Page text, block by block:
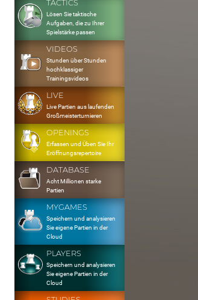
TACTICS
Lösen Sie taktische
Aufgaben, die zu Ihrer
Spielstärke passen
VIDEOS
Stunden über Stunden
hochklassiger
Trainingsvideos
LIVE
Live Partien aus laufenden
Großmeisterturnieren
OPENINGS
Erfassen und Üben Sie Ihr
Eröffnungsrepertoire
DATABASE
Acht Millionen starke
Partien
MYGAMES
Speichern und analysieren
Sie eigene Partien in der
Cloud
PLAYERS
Speichern und analysieren
Sie eigene Partien in der
Cloud